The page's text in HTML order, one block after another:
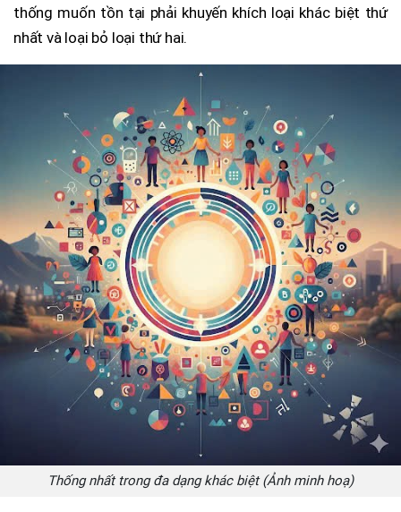
thống muốn tồn tại phải khuyến khích loại khác biệt thứ
nhất và loại bỏ loại thứ hai.
Thống nhất trong đa dạng khác biệt (Ảnh minh hoạ)